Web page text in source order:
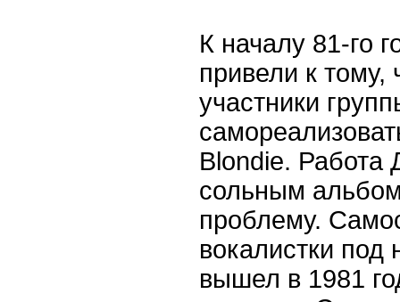
К началу 81-го
привели к тому,
участники
Blondie. Работа
сольным
проблему.
вокалистки под
вышел в 1981